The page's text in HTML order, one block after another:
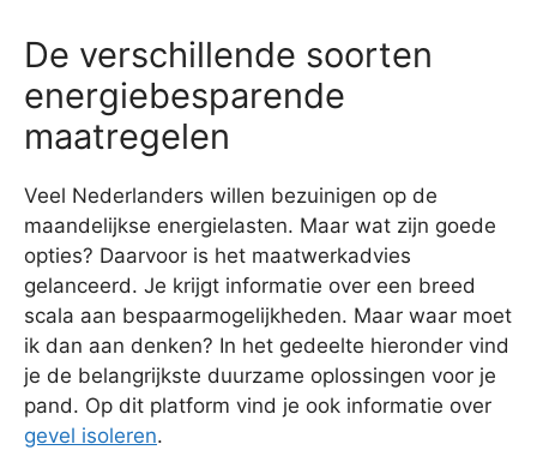
De verschillende soorten
energiebesparende
maatregelen
Veel Nederlanders willen bezuinigen op de
maandelijkse energielasten. Maar wat zijn goede
opties? Daarvoor is het maatwerkadvies
gelanceerd. Je krijgt informatie over een breed
scala aan bespaarmogelijkheden. Maar waar moet
ik dan aan denken? In het gedeelte hieronder vind
je de belangrijkste duurzame oplossingen voor je
pand. Op dit platform vind je ook informatie over
gevel isoleren.